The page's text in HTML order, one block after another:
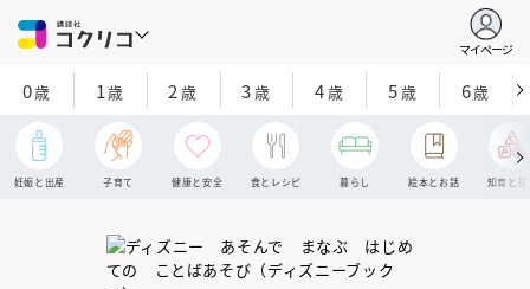
マイページ
0歳 1歳 2 歳 3歳 4歳 5歳 6歳
妊娠と出産 子育て 健康と安全 食とレシピ 暮らし 絵本とお話 知育と探